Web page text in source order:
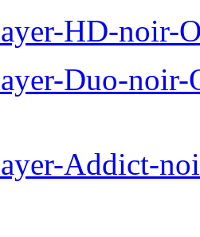
HD-noir-
Duo-
Addict-